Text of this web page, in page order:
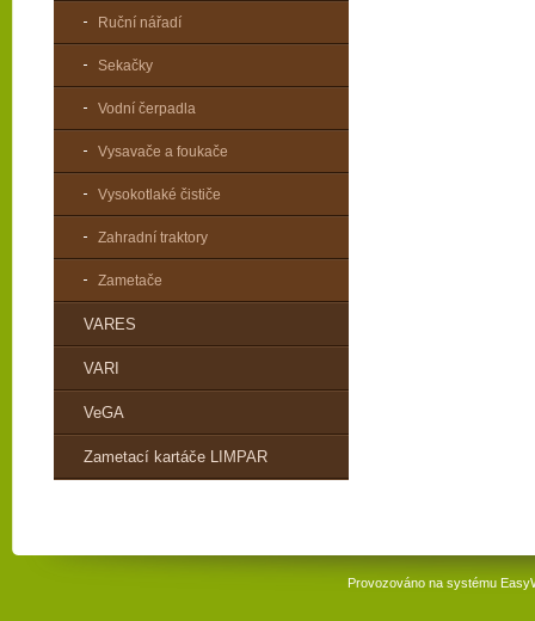
Ruční nářadí
Sekačky
Vodní čerpadla
Vysavače a foukače
Vysokotlaké čističe
Zahradní traktory
Zametače
VARES
VARI
VeGA
Zametací kartáče LIMPAR
Provozováno na systému